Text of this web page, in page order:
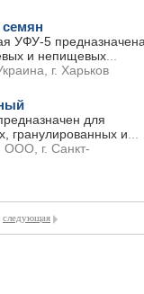
УФУ-5
и непищевых
г. Харьков
для
гранулированных и
ООО, г. Санкт-
следующая